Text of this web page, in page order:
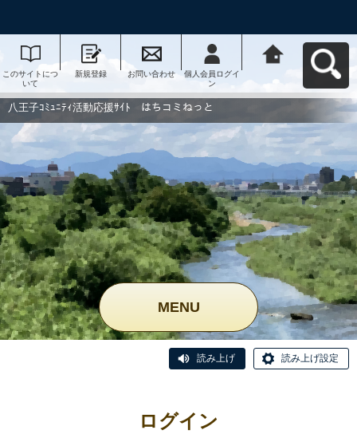
このサイトにつ
いて
新規登録 お問い合わせ
個人会員ログイ
ン
動応援ｻｲﾄ はち
コミねっとへ戻
八王子ｺﾐｭﾆﾃｨ活動応援ｻｲﾄ はちコミねっと
MENU
読み上げ 読み上げ設定
ログイン